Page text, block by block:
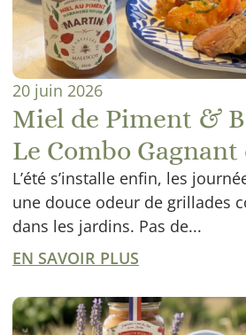
20 juin 2026
Miel de Piment &
Le Combo Gagnant
L’été s’installe enfin, les
une douce odeur de grillades
dans les jardins. Pas de...
EN SAVOIR PLUS